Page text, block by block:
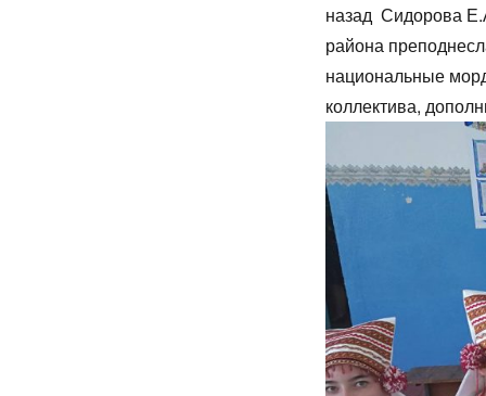
назад Сидорова
района
национальные
коллектива,